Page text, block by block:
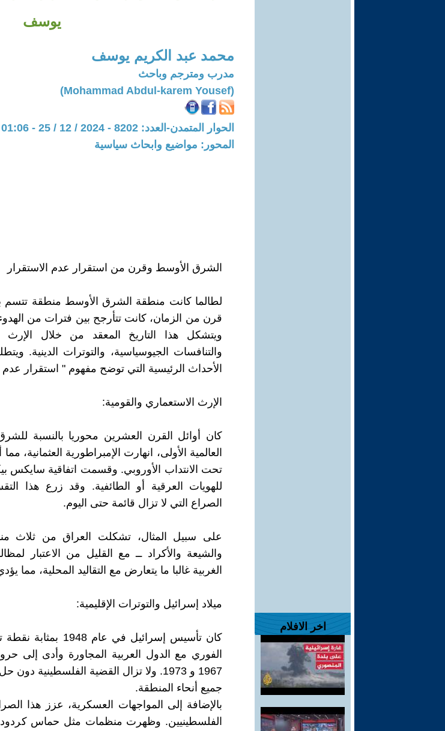
اخر الافلام
يوسف
محمد عبد الكريم يوسف
مدرب ومترجم وباحث
(Mohammad Abdul-karem Yousef)
الحوار المتمدن-العدد: 8202 - 2024 / 12 / 25 - 01:06
المحور: مواضيع وابحاث سياسية
الشرق الأوسط وقرن من استقرار عدم الاستقرار
لطالما كانت منطقة الشرق الأوسط منطقة تتسم
قرن من الزمان، كانت تتأرجح بين فترات من
ويتشكل هذا التاريخ المعقد من خلال الإرث
والتنافسات الجيوسياسية، والتوترات الدينية.
الأحداث الرئيسية التي توضح مفهوم " استقرار عدم
الإرث الاستعماري والقومية:
كان أوائل القرن العشرين محوريا بالنسبة
العالمية الأولى، انهارت الإمبراطورية العثمانية،
للهويات العرقية أو الطائفية. وقد زرع هذا
الصراع التي لا تزال قائمة حتى اليوم.
على سبيل المثال، تشكلت العراق من ثلاث
والشيعة والأكراد ــ مع القليل من الاعتبار
الغربية غالبا ما يتعارض مع التقاليد المحلية، مما
ميلاد إسرائيل والتوترات الإقليمية:
كان تأسيس إسرائيل
الفوري مع الدول العربية المجاورة وأدى إلى
1967 و 1973. ولا تزال القضية الفلسطينية
جميع أنحاء المنطقة.
بالإضافة إلى المواجهات العسكرية، عزز هذا
الفلسطينيين. وظهرت منظمات مثل حماس